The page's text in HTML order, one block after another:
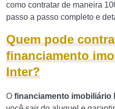
como contratar de maneira
passo a passo completo e
Quem pode
financiamento
Inter?
O financiamento imobiliário